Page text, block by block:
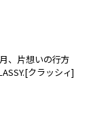
、片想いの行方
クラッシィ]